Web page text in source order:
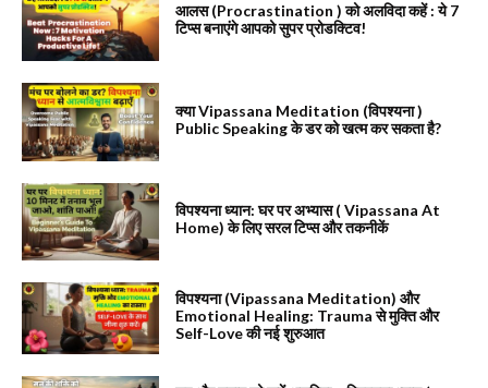
आलस (Procrastination ) को अलविदा कहें : ये 7
टिप्स बनाएंगे आपको सुपर प्रोडक्टिव!
क्या Vipassana Meditation (विपश्यना )
Public Speaking के डर को खत्म कर सकता है?
विपश्यना ध्यान: घर पर अभ्यास ( Vipassana At
Home) के लिए सरल टिप्स और तकनीकें
विपश्यना (Vipassana Meditation) और
Emotional Healing: Trauma से मुक्ति और
Self-Love की नई शुरुआत